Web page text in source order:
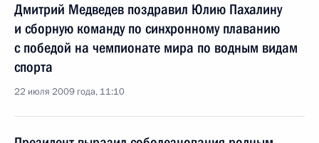
Дмитрий Медведев поздравил Юлию Пахалину
и сборную команду по синхронному плаванию
с победой на чемпионате мира по водным видам
спорта
22 июля 2009 года, 11:10